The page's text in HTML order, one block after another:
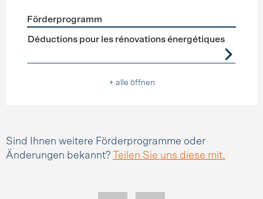
Förderprogramme Steuerabzüge
Förderprogramm
Déductions pour les rénovations énergétiques
+ alle öffnen
Sind Ihnen weitere Förderprogramme oder
Änderungen bekannt?
Teilen Sie uns diese mit.